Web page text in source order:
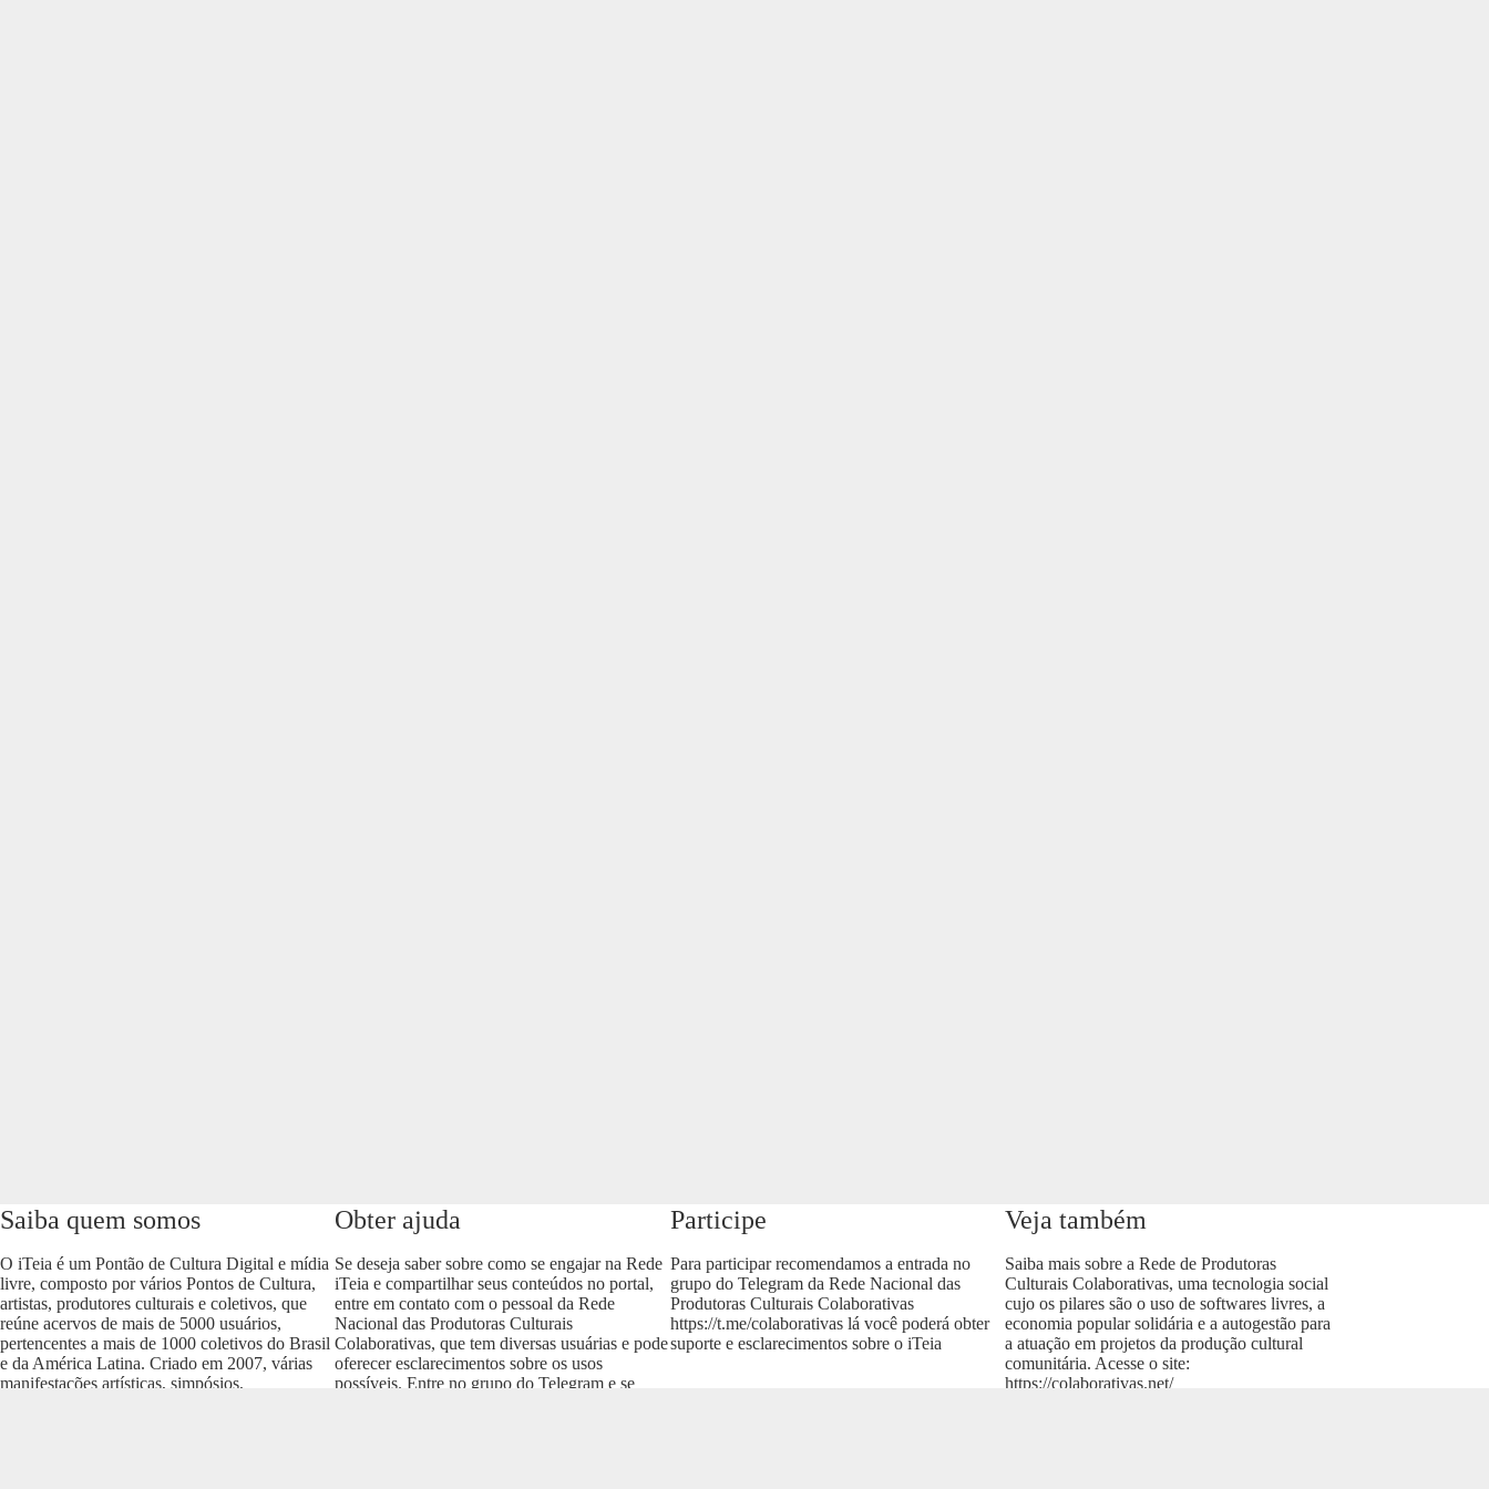
Saiba quem somos
O iTeia é um Pontão de Cultura Digital e mídia
livre, composto por vários Pontos de Cultura,
artistas, produtores culturais e coletivos, que
reúne acervos de mais de 5000 usuários,
pertencentes a mais de 1000 coletivos do Brasil
e da América Latina. Criado em 2007, várias
manifestações artísticas, simpósios,
Obter ajuda
Se deseja saber sobre como se engajar na Rede
iTeia e compartilhar seus conteúdos no portal,
entre em contato com o pessoal da Rede
Nacional das Produtoras Culturais
Colaborativas, que tem diversas usuárias e pode
oferecer esclarecimentos sobre os usos
possíveis. Entre no grupo do Telegram e se
Participe
Para participar recomendamos a entrada no
grupo do Telegram da Rede Nacional das
Produtoras Culturais Colaborativas
https://t.me/colaborativaslá você poderá obter
suporte e esclarecimentos sobre o iTeia
Veja também
Saiba mais sobre a Rede de Produtoras
Culturais Colaborativas, uma tecnologia social
cujo os pilares são o uso de softwares livres, a
economia popular solidária e a autogestão para
a atuação em projetos da produção cultural
comunitária. Acesse o site:
https://colaborativas.net/